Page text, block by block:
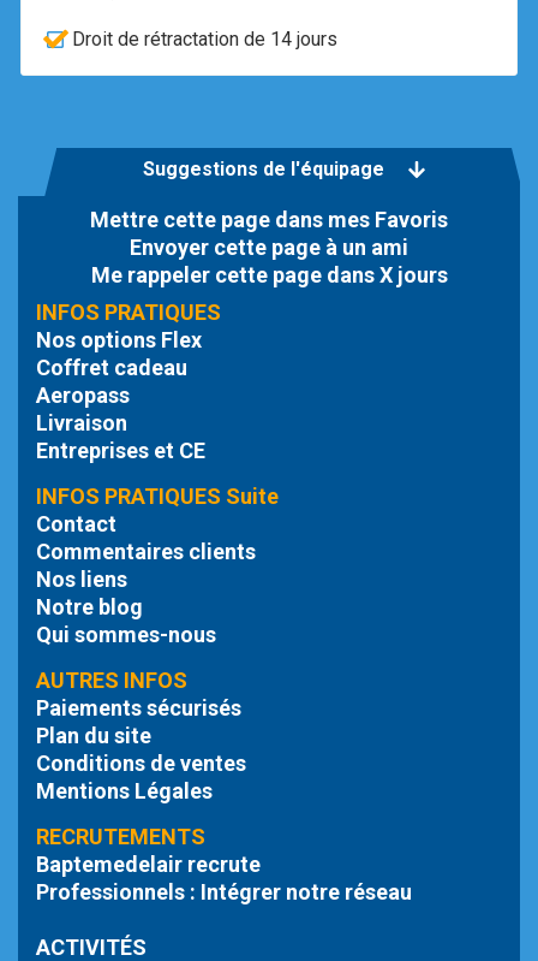
Droit de rétractation de 14 jours
Suggestions de l'équipage
Mettre cette page dans mes Favoris
Envoyer cette page à un ami
Me rappeler cette page dans X jours
INFOS PRATIQUES
Nos options Flex
Coffret cadeau
Aeropass
Livraison
Entreprises et CE
INFOS PRATIQUES Suite
Contact
Commentaires clients
Nos liens
Notre blog
Qui sommes-nous
AUTRES INFOS
Paiements sécurisés
Plan du site
Conditions de ventes
Mentions Légales
RECRUTEMENTS
Baptemedelair recrute
Professionnels : Intégrer notre réseau
ACTIVITÉS